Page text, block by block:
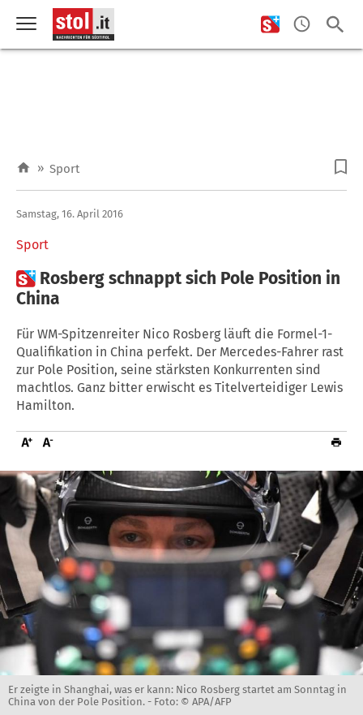
» Sport
Sport
Samstag, 16. April 2016
 Rosberg schnappt sich Pole Position in
China
Für WM-Spitzenreiter Nico Rosberg läuft die Formel-1-
Qualifikation in China perfekt. Der Mercedes-Fahrer rast
zur Pole Position, seine stärksten Konkurrenten sind
machtlos. Ganz bitter erwischt es Titelverteidiger Lewis
Hamilton.
Er zeigte in Shanghai, was er kann: Nico Rosberg startet am Sonntag in
China von der Pole Position. - Foto: © APA/AFP